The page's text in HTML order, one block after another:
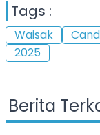
Tags :
Waisak
2025
Berita